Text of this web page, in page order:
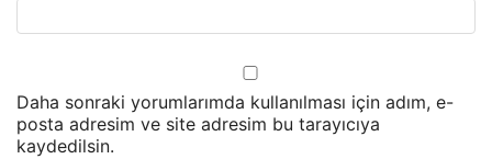
Daha sonraki yorumlarımda kullanılması için adım, e-
posta adresim ve site adresim bu tarayıcıya
kaydedilsin.